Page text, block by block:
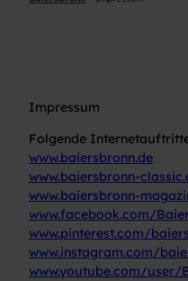
Impressum
Folgende
www.baiersbronn.de
www.baiersbronn-
www.baiersbronn-
www.facebook.com/
www.pinterest.com/
www.instagram.com/
www.youtube.com/user/